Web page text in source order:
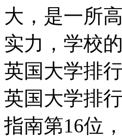
大，是一所
实力，学校
英国大学排
英国大学排
指南第16位